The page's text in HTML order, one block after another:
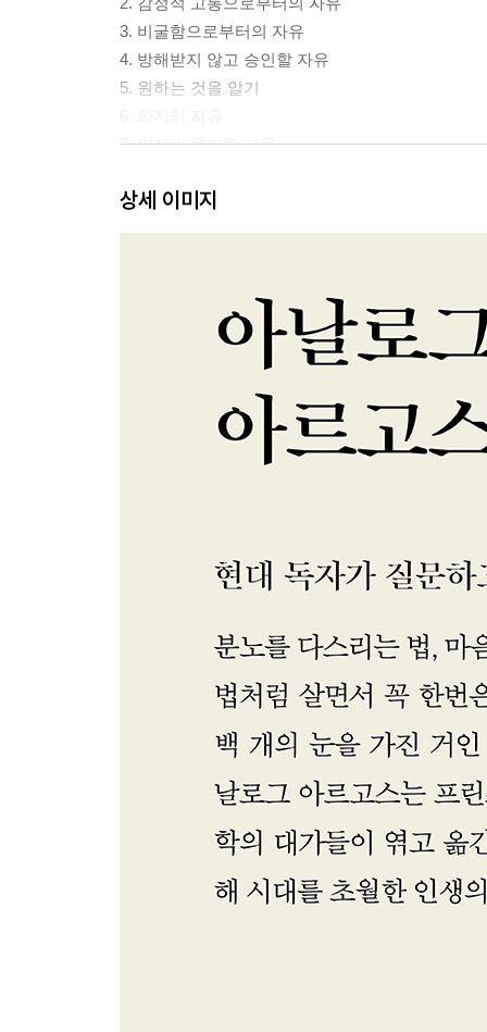
3. 비굴함으로부터의 자유
4. 방해받지 않고 승인할 자유
5. 원하는 것을 알기
7. 인상의 올바른 사용
9. 자유와 존엄
상세 이미지